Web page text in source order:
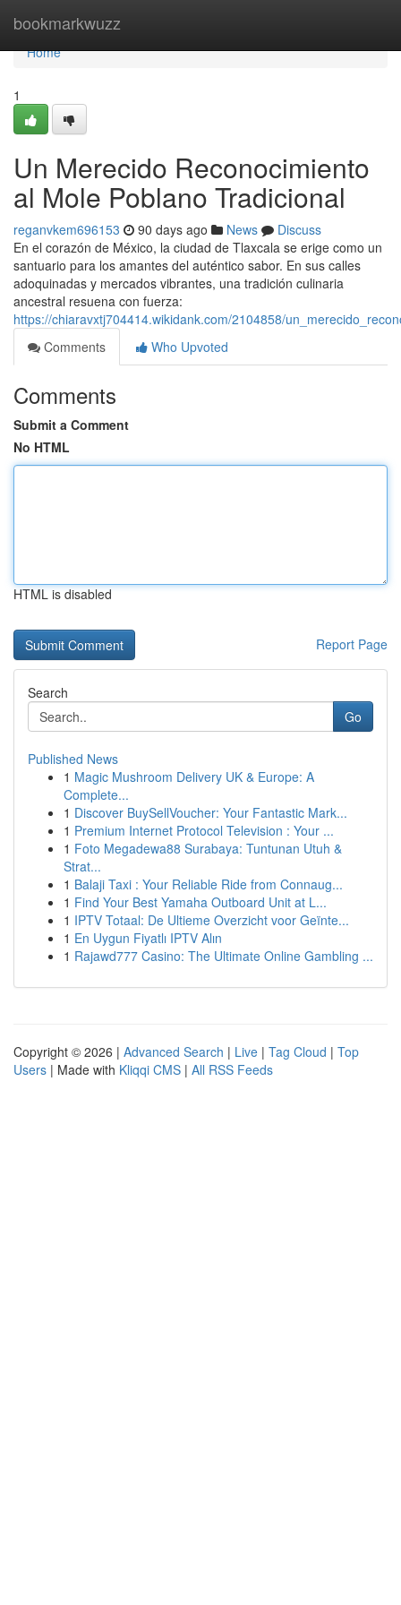
bookmarkwuzz
Home
Home
1
Un Merecido Reconocimiento
al Mole Poblano Tradicional
reganvkem696153 90 days ago News
Discuss
En el corazón de México, la ciudad de Tlaxcala se erige como un
santuario para los amantes del auténtico sabor. En sus calles
adoquinadas y mercados vibrantes, una tradición culinaria
ancestral resuena con fuerza:
https://chiaravxtj704414.wikidank.com/2104858/
Comments
Who Upvoted
Comments
Submit a Comment
No HTML
HTML is disabled
Report Page
Search
Go
Published News
1 Magic Mushroom Delivery UK & Europe: A
Complete...
1 Discover BuySellVoucher: Your Fantastic Mark...
1 Premium Internet Protocol Television : Your ...
1 Foto Megadewa88 Surabaya: Tuntunan Utuh &
Strat...
1 Balaji Taxi : Your Reliable Ride from Connaug...
1 Find Your Best Yamaha Outboard Unit at L...
1 IPTV Totaal: De Ultieme Overzicht voor Geïnte...
1 En Uygun Fiyatlı IPTV Alın
1 Rajawd777 Casino: The Ultimate Online Gambling ...
Copyright © 2026 | Advanced Search | Live | Tag Cloud | Top
Users | Made with Kliqqi CMS | All RSS Feeds